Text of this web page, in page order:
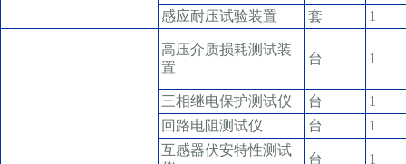
感应耐压试验装置 套 1
高压介质损耗测试装
置
台 1
三相继电保护测试仪 台
1
回路电阻测试仪
台
1
互感器伏安特性测试
台 1